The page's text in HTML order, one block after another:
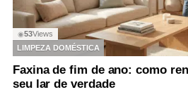
◉53Views
LIMPEZA DOMÉSTICA
Faxina de fim de ano: como
seu lar de verdade